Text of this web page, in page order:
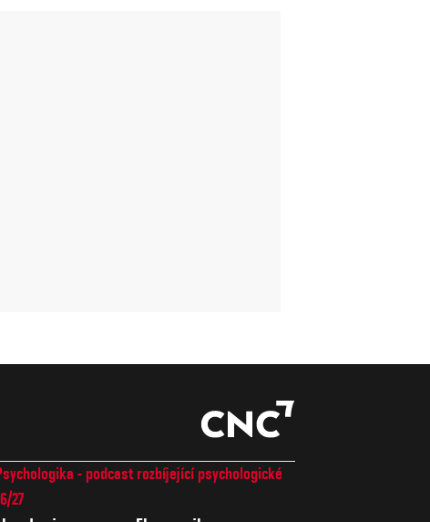
- podcast rozbíjející psychologické
27